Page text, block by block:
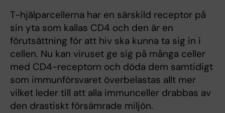
T-hjälparcellerna har en särskild receptor på
sin yta som kallas CD4 och den är en
förutsättning för att hiv ska kunna ta sig in i
cellen. Nu kan viruset ge sig på många celler
med CD4-receptorn och döda dem samtidigt
som immunförsvaret överbelastas allt mer
vilket leder till att alla immunceller drabbas av
den drastiskt försämrade miljön.